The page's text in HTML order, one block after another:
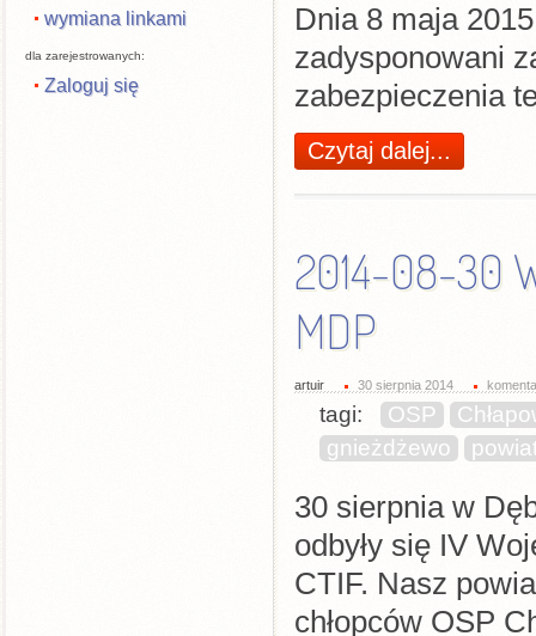
wymiana linkami
dla zarejestrowanych:
Zaloguj się
Dnia 8 maja
zadysponowani
zabezpieczenia
Czytaj dalej...
2014-08-30
MDP
artuir 30 sierpnia 2014
tagi: OSP
gnieżdżewo
30 sierpnia w
odbyły się IV
CTIF. Nasz
chłopców OSP